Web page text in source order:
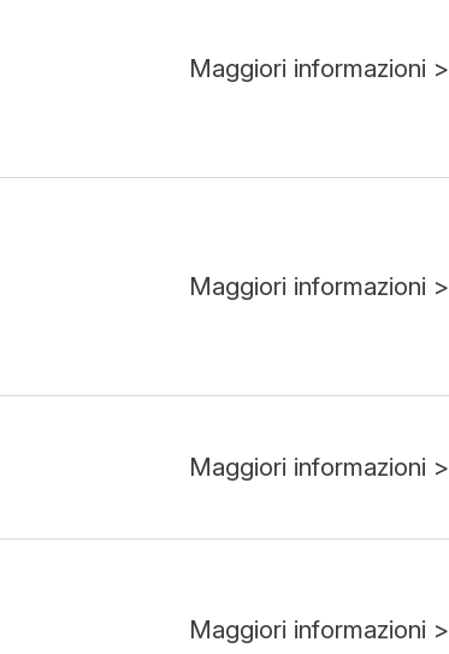
Maggiori informazioni >
Maggiori informazioni >
Maggiori informazioni >
Maggiori informazioni >